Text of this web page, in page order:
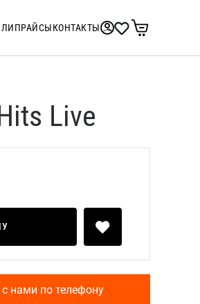
ПРАЙСЫКОНТАКТЫ
Live
нами по телефону